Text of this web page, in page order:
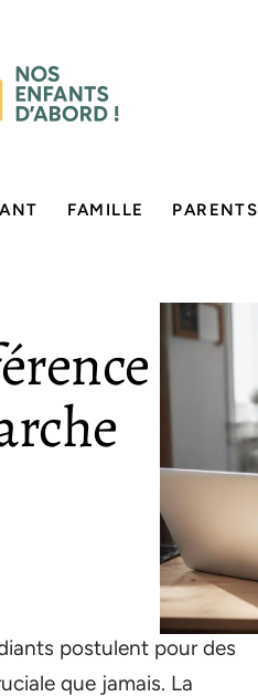
FAMILLE PARENTS
postulent pour des
que jamais. La